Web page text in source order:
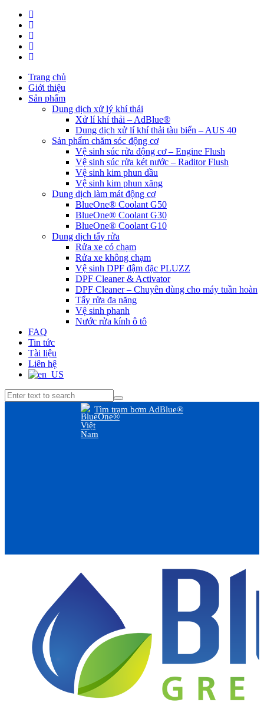
Trang chủ
Giới thiệu
Sản phẩm
Dung dịch xử lý khí thải
Xử lí khí thải – AdBlue®
Dung dịch xử lí khí thải tàu biển – AUS 40
Sản phẩm chăm sóc động cơ
Vệ sinh súc rửa động cơ – Engine Flush
Vệ sinh súc rửa két nước – Raditor Flush
Vệ sinh kim phun dầu
Vệ sinh kim phun xăng
Dung dịch làm mát động cơ
BlueOne® Coolant G50
BlueOne® Coolant G30
BlueOne® Coolant G10
Dung dịch tẩy rửa
Rửa xe có chạm
Rửa xe không chạm
Vệ sinh DPF đậm đặc PLUZZ
DPF Cleaner & Activator
DPF Cleaner – Chuyên dùng cho máy tuần hoàn
Tẩy rửa đa năng
Vệ sinh phanh
Nước rửa kính ô tô
FAQ
Tin tức
Tài liệu
Liên hệ
Tìm trạm bơm AdBlue®